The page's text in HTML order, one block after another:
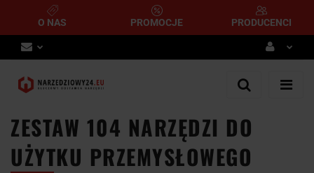
O NAS PROMOCJE PRODUCENCI
Zaloguj się
Dodaj zgłoszenie
ZESTAW 104 NARZĘDZI DO
UŻYTKU PRZEMYSŁOWEGO